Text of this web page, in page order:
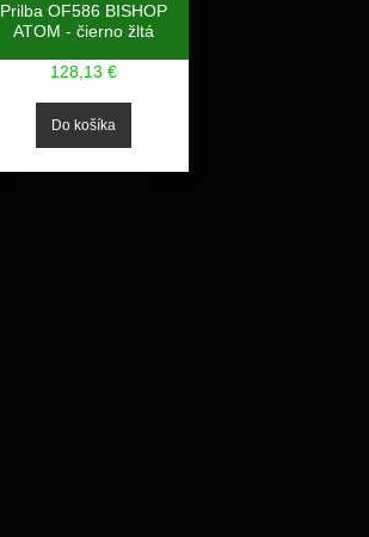
Prilba OF586 BISHOP
ATOM - čierno žltá
128,13 €